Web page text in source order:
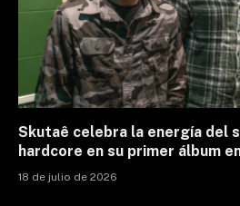
Skutaê celebra la energía del
hardcore en su primer álbum
18 de julio de 2026